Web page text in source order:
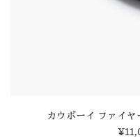
カウボーイ ファイ